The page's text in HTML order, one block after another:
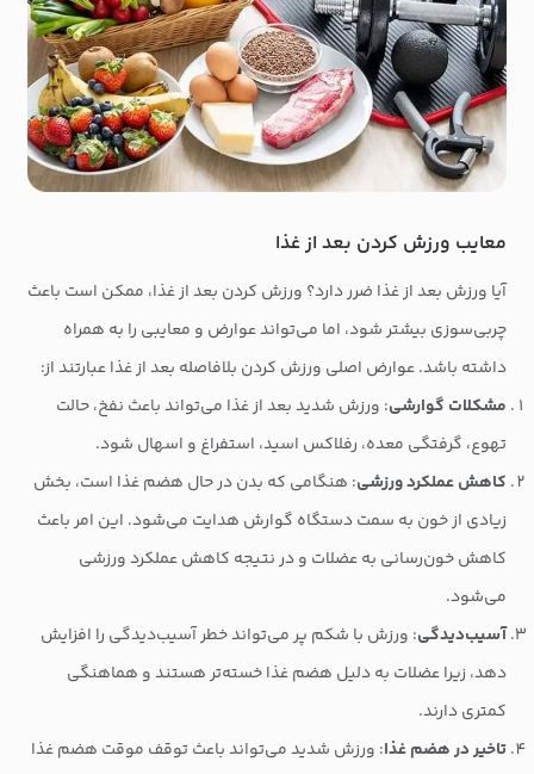
معایب ورزش کردن بعد از غذا
آیا ورزش بعد از غذا ضرر دارد؟ ورزش کردن بعد از غذا، ممکن است باعث
چربی‌سوزی بیشتر شود، اما می‌تواند عوارض و معایبی را به همراه
داشته باشد. عوارض اصلی ورزش کردن بلافاصله بعد از غذا عبارتند از:
مشکلات گوارشی: ورزش شدید بعد از غذا می‌تواند باعث نفخ، حالت
تهوع، گرفتگی معده، رفلاکس اسید، استفراغ و اسهال شود.
کاهش عملکرد ورزشی: هنگامی که بدن در حال هضم غذا است، بخش
زیادی از خون به سمت دستگاه گوارش هدایت می‌شود. این امر باعث
کاهش خون‌رسانی به عضلات و در نتیجه کاهش عملکرد ورزشی
می‌شود.
آسیب‌دیدگی: ورزش با شکم پر می‌تواند خطر آسیب‌دیدگی را افزایش
دهد، زیرا عضلات به دلیل هضم غذا خسته‌تر هستند و هماهنگی
کمتری دارند.
تاخیر در هضم غذا: ورزش شدید می‌تواند باعث توقف موقت هضم غذا